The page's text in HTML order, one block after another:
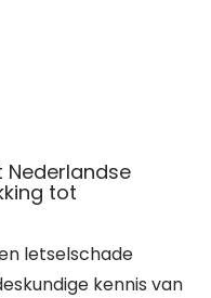
Nederlandse
tot
letselschade
kennis van